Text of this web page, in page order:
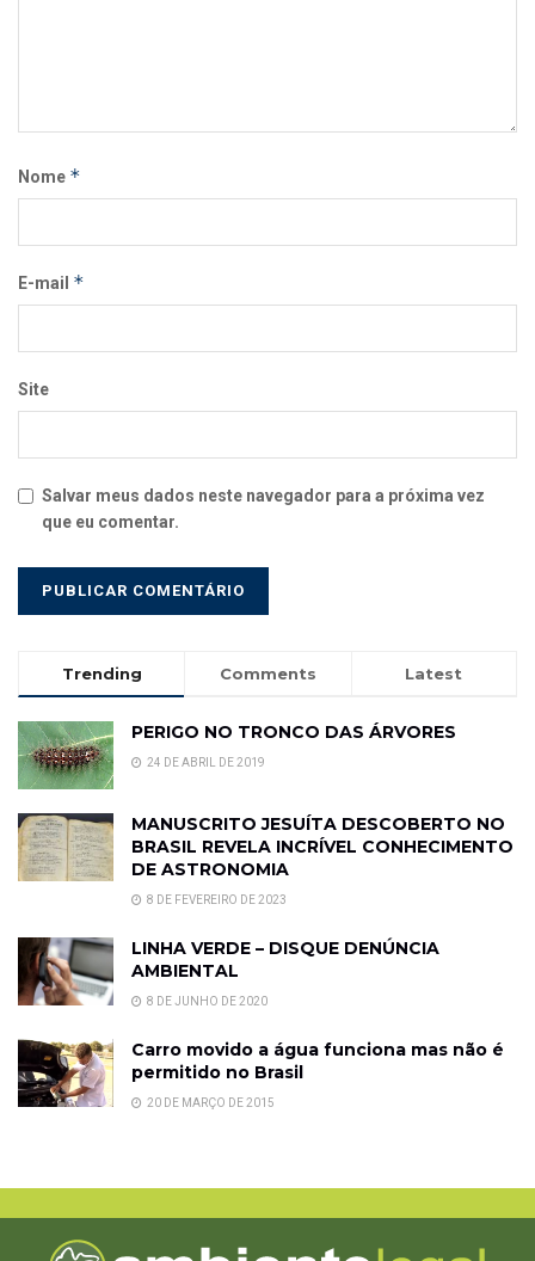
Nome *
E-mail *
Site
Salvar meus dados neste navegador para a próxima vez
que eu comentar.
Trending Comments Latest
PERIGO NO TRONCO DAS ÁRVORES
24 DE ABRIL DE 2019
MANUSCRITO JESUÍTA DESCOBERTO NO
BRASIL REVELA INCRÍVEL CONHECIMENTO
DE ASTRONOMIA
8 DE FEVEREIRO DE 2023
LINHA VERDE – DISQUE DENÚNCIA
AMBIENTAL
8 DE JUNHO DE 2020
Carro movido a água funciona mas não é
permitido no Brasil
20 DE MARÇO DE 2015